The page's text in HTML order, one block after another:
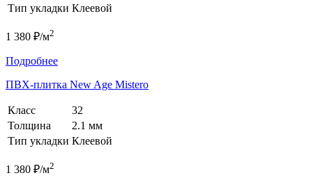
Тип укладки Клеевой
1 380 ₽/м2
Подробнее
ПВХ-плитка New Age Mistero
Класс
32
Толщина
2.1 мм
Тип укладки Клеевой
1 380 ₽/м2